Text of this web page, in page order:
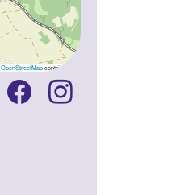
OpenStreetMapcontributors